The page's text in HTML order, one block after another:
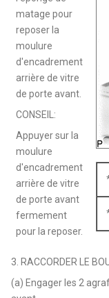
matage pour
reposer la
moulure
d'encadrement
arrière de vitre
de porte avant.
CONSEIL:
Appuyer sur la
moulure
d'encadrement
arrière de vitre
de porte avant
fermement
pour la reposer.
3. RACCORDER LE
(a) Engager les 2